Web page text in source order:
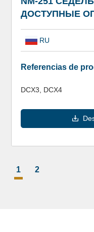
ДОСТУПНЫЕ
RU
Referencias de
DCX3, DCX4
1 2